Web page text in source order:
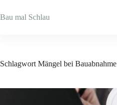
Inhalt
springen
Bau mal Schlau
Schlagwort Mängel bei Bauabnahme